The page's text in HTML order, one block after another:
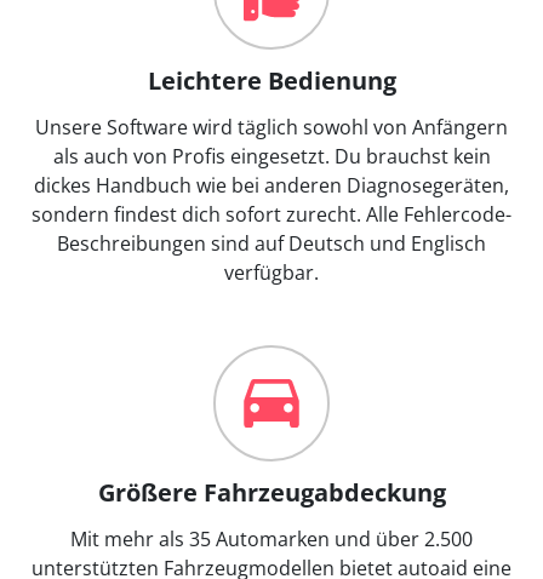
Leichtere Bedienung
Unsere Software wird täglich sowohl von Anfängern
als auch von Profis eingesetzt. Du brauchst kein
dickes Handbuch wie bei anderen Diagnosegeräten,
sondern findest dich sofort zurecht. Alle Fehlercode-
Beschreibungen sind auf Deutsch und Englisch
verfügbar.
Größere Fahrzeugabdeckung
Mit mehr als 35 Automarken und über 2.500
unterstützten Fahrzeugmodellen bietet autoaid eine